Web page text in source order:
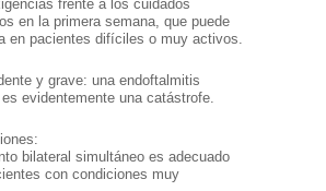
frente a los cuidados
en la primera semana, que puede
en pacientes difíciles o muy activos.
y grave: una endoftalmitis
evidentemente una catástrofe.
bilateral simultáneo es adecuado
con condiciones muy